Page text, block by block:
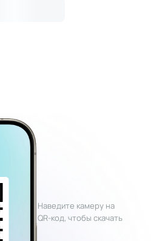
Наведите камеру на
QR-код, чтобы скачать